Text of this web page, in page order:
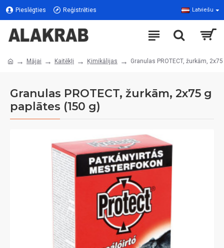
Pieslēgties Reģistrēties Latviešu
Mājai Kaitēkļi Ķimikālijas Granulas PROTECT, žurkām,
Granulas PROTECT, žurkām, 2x75 g
paplātes (150 g)